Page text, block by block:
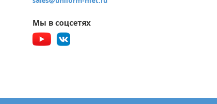
Мы в соцсетях